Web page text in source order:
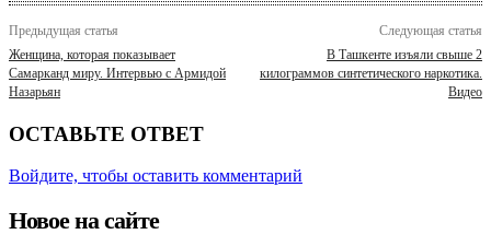
Предыдущая статья
Женщина, которая показывает
Самарканд миру. Интервью с Армидой
Назарьян
Следующая статья
В Ташкенте изъяли свыше 2
килограммов синтетического наркотика.
Видео
ОСТАВЬТЕ ОТВЕТ
Войдите, чтобы оставить комментарий
Новое на сайте